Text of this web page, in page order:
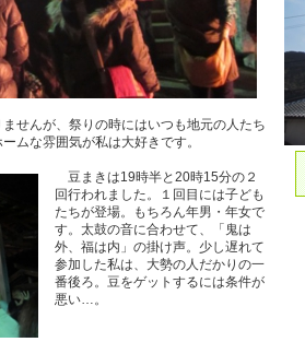
せんが、祭りの時にはいつも地元の人たち
ムな雰囲気が私は大好きです。
豆まきは19時半と20時15分の２
回行われました。１回目には子ども
たちが登場。もちろん年男・年女で
す。太鼓の音に合わせて、「鬼は
外、福は内」の掛け声。少し遅れて
参加した私は、大勢の人だかりの一
番後ろ。豆をゲットするには条件が
悪い…。